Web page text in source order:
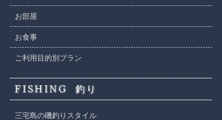
お部屋
お食事
ご利用目的別プラン
FISHING 釣り
三宅島の磯釣りスタイル